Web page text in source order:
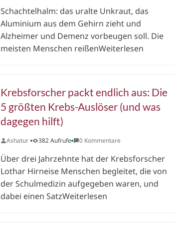
Schachtelhalm: das uralte Unkraut, das
Aluminium aus dem Gehirn zieht und
Alzheimer und Demenz vorbeugen soll. Die
meisten Menschen reißenWeiterlesen
Krebsforscher packt endlich aus: Die
5 größten Krebs-Auslöser (und was
dagegen hilft)
Ashatur 382 Aufrufe 0 Kommentare
Über drei Jahrzehnte hat der Krebsforscher
Lothar Hirneise Menschen begleitet, die von
der Schulmedizin aufgegeben waren, und
dabei einen SatzWeiterlesen